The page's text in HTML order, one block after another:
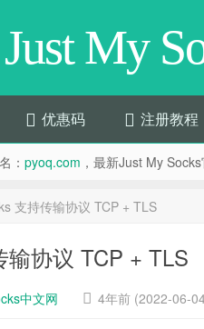
Just My
优惠码 注册教程
： pyoq.com ，最新Just My Socks
支持传输协议 TCP + TLS
协议 TCP + TLS
中文网 4年前 (2022-06-